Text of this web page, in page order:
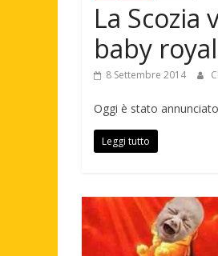
La Scozia
baby
8 Settembre 2014
Oggi è stato
Leggi tutto